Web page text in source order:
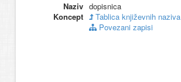
Naziv dopisnica
Koncept
Tablica književnih naziva
Povezani zapisi